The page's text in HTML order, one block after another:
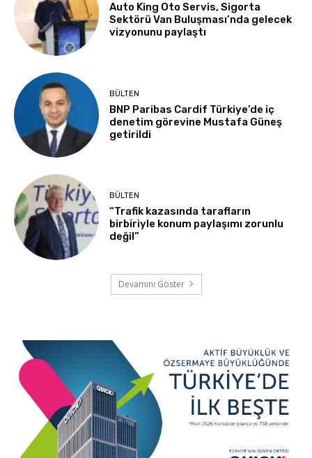
Auto King Oto Servis, Sigorta
Sektörü Van Buluşması’nda gelecek
vizyonunu paylaştı
BÜLTEN
BNP Paribas Cardif Türkiye’de iç
denetim görevine Mustafa Güneş
getirildi
BÜLTEN
“Trafik kazasında tarafların
birbiriyle konum paylaşımı zorunlu
değil”
Devamını Göster